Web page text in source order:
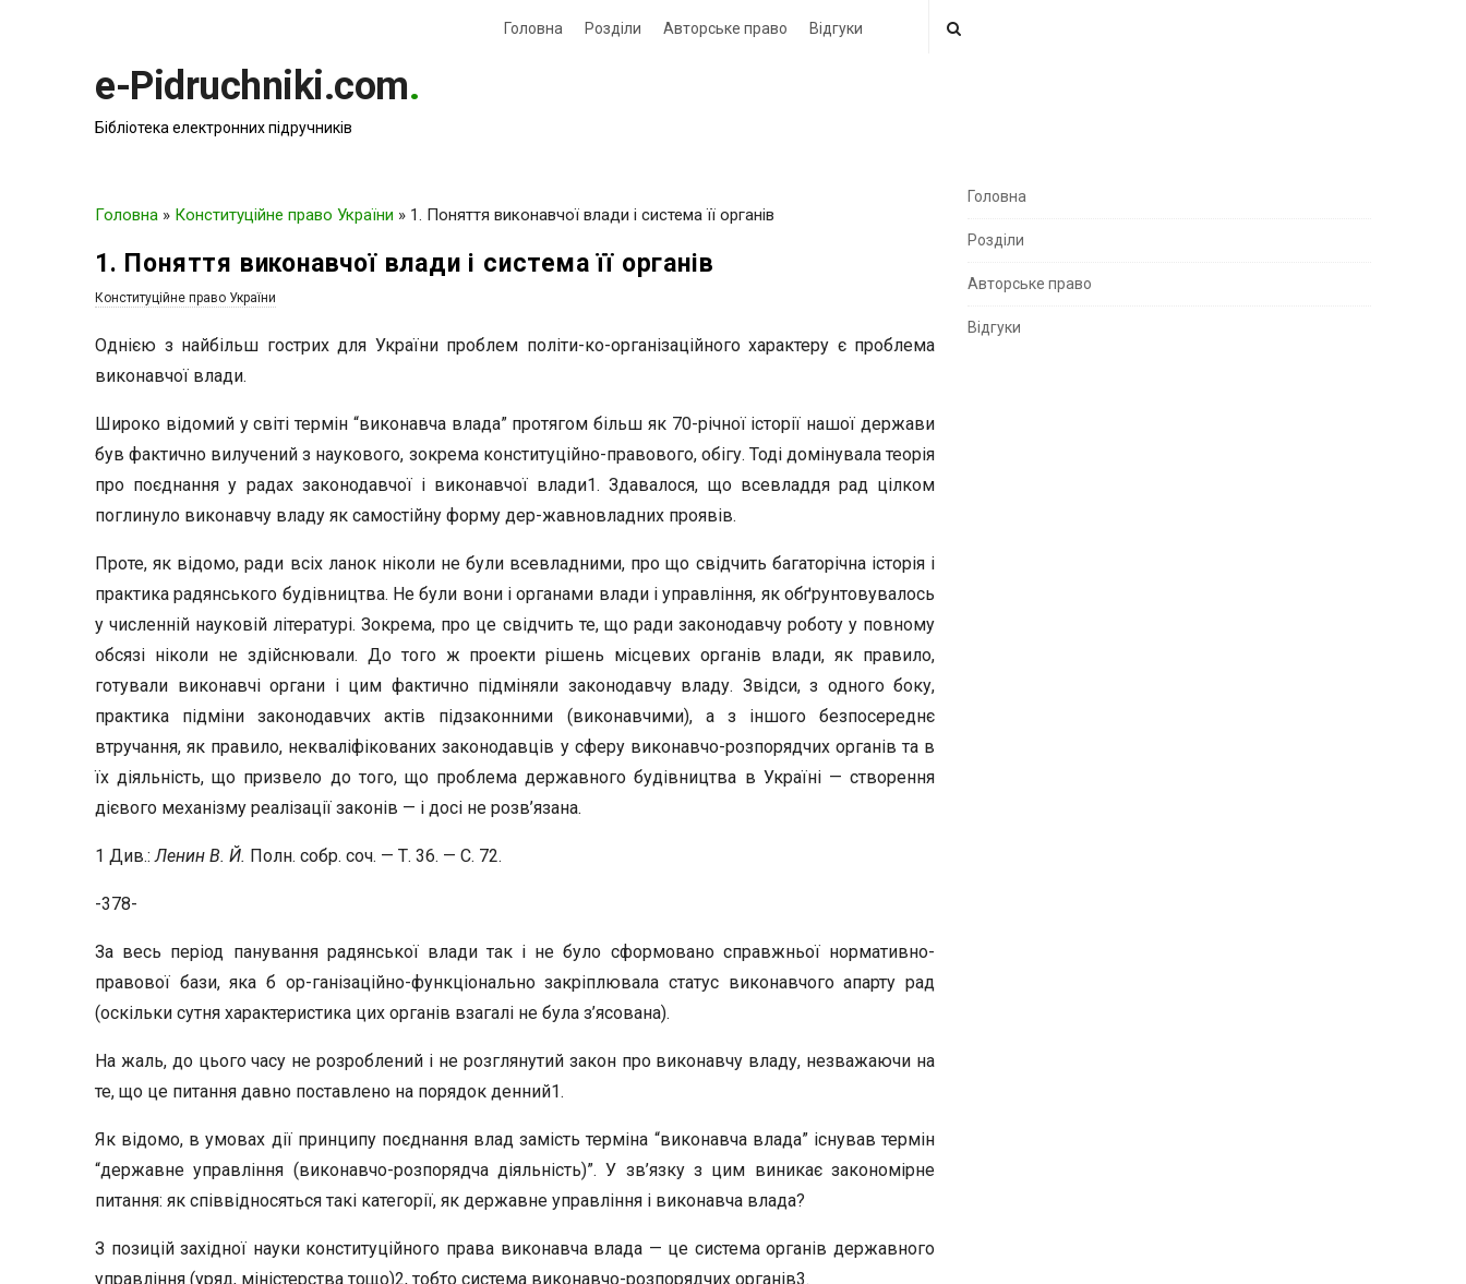
Головна Розділи Авторське право Відгуки
e-Pidruchniki.com.
Бібліотека електронних підручників
Головна » Конституційне право України » 1. Поняття виконавчої влади і система її органів
1. Поняття виконавчої влади і система її органів
Конституційне право України
Однією з найбільш гострих для України проблем політи-ко-організаційного характеру є проблема
виконавчої влади.
Широко відомий у світі термін “виконавча влада” протягом більш як 70-річної історії нашої держави
був фактично вилучений з наукового, зокрема конституційно-правового, обігу. Тоді домінувала теорія
про поєднання у радах законодавчої і виконавчої влади1. Здавалося, що всевладдя рад цілком
поглинуло виконавчу владу як самостійну форму дер-жавновладних проявів.
Проте, як відомо, ради всіх ланок ніколи не були всевладними, про що свідчить багаторічна історія і
практика радянського будівництва. Не були вони і органами влади і управління, як обґрунтовувалось
у численній науковій літературі. Зокрема, про це свідчить те, що ради законодавчу роботу у повному
обсязі ніколи не здійснювали. До того ж проекти рішень місцевих органів влади, як правило,
готували виконавчі органи і цим фактично підміняли законодавчу владу. Звідси, з одного боку,
практика підміни законодавчих актів підзаконними (виконавчими), а з іншого безпосереднє
втручання, як правило, некваліфікованих законодавців у сферу виконавчо-розпорядчих органів та в
їх діяльність, що призвело до того, що проблема державного будівництва в Україні — створення
дієвого механізму реалізації законів — і досі не розв’язана.
1 Див.:Ленин В. Й. Полн. собр. соч. — Т. 36. — С. 72.
-378-
За весь період панування радянської влади так і не було сформовано справжньої нормативно-
правової бази, яка б ор-ганізаційно-функціонально закріплювала статус виконавчого апарту рад
(оскільки сутня характеристика цих органів взагалі не була з’ясована).
На жаль, до цього часу не розроблений і не розглянутий закон про виконавчу владу, незважаючи на
те, що це питання давно поставлено на порядок денний1.
Як відомо, в умовах дії принципу поєднання влад замість терміна “виконавча влада” існував термін
“державне управління (виконавчо-розпорядча діяльність)”. У зв’язку з цим виникає закономірне
питання: як співвідносяться такі категорії, як державне управління і виконавча влада?
З позицій західної науки конституційного права виконавча влада — це система органів державного
управління (уряд, міністерства тощо)2, тобто система виконавчо-розпорядчих органів3.
S
e
S
Головна
Розділи
Авторське право
Відгуки